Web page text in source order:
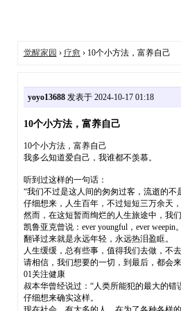
觉醒家园 › 疗愈 › 10个小方法，富养自己
yoyo13688发表于 2024-10-17 01:18
10个小方法，富养自己
10个小方法，富养自己
我多么知道爱自己，我谁都不羡慕。
听到过这样的一句话：
“我们不过是这人间的匆匆过客，流逝的不
仔细想来，人生百年，不过短短三万余天
然而，在这短暂而绚烂的人生旅途中，我
凯鲁亚克曾说：ever youngful，ever weepin。
翻译过来就是永远年轻，永远热泪盈眶。
人生缓缓，总有些事，值得我们去做，不
请相信，我们想要的一切，到最后，都会来
01关注健康
叔本华曾经说过：“人类所能犯的最大的
仔细想来确实这样。